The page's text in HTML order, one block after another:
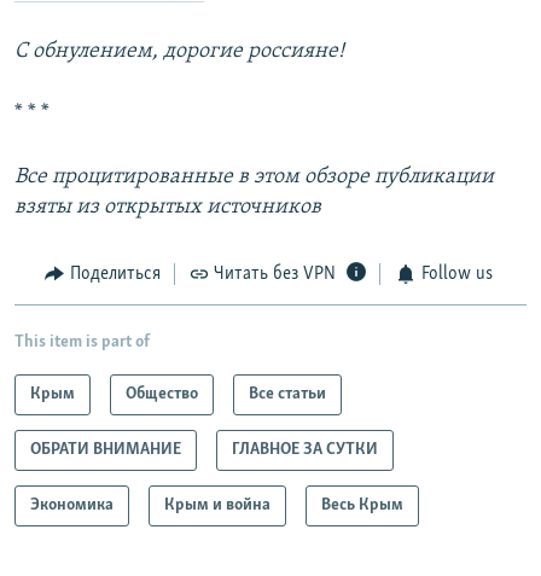
С обнулением, дорогие россияне!
* * *
Все процитированные в этом обзоре публикации
взяты из открытых источников
Поделиться Читать без VPN Follow us
This item is part of
Крым Общество Все статьи
ОБРАТИ ВНИМАНИЕ ГЛАВНОЕ ЗА СУТКИ
Экономика Крым и война Весь Крым